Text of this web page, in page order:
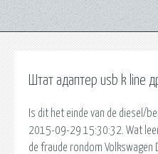
Штат адаптер usb k line
Is dit het einde van de diesel/
2015-09-29 15:30:32. Wat
de fraude rondom Volkswagen